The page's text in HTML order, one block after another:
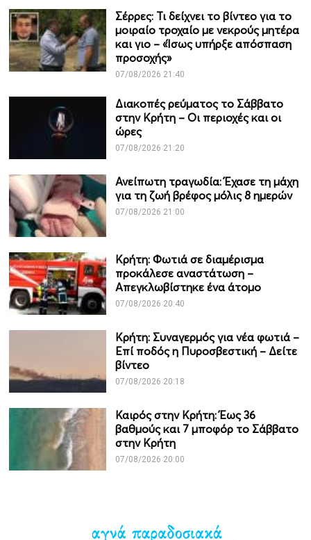
Σέρρες: Τι δείχνει το βίντεο για το
μοιραίο τροχαίο με νεκρούς μητέρα
και γιο – «Ίσως υπήρξε απόσπαση
προσοχής»
07/08/2026 21:40
Διακοπές ρεύματος το Σάββατο
στην Κρήτη – Οι περιοχές και οι
ώρες
07/08/2026 21:20
Ανείπωτη τραγωδία: Έχασε τη μάχη
για τη ζωή βρέφος μόλις 8 ημερών
07/08/2026 21:00
Κρήτη: Φωτιά σε διαμέρισμα
προκάλεσε αναστάτωση –
Απεγκλωβίστηκε ένα άτομο
07/08/2026 20:40
Κρήτη: Συναγερμός για νέα φωτιά –
Επί ποδός η Πυροσβεστική – Δείτε
βίντεο
07/08/2026 20:18
Καιρός στην Κρήτη: Έως 36
βαθμούς και 7 μποφόρ το Σάββατο
στην Κρήτη
07/08/2026 20:00